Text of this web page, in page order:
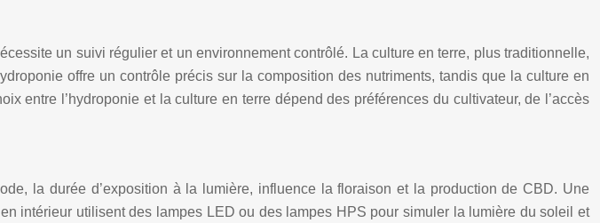
un suivi régulier et un environnement contrôlé. La culture en terre, plus traditionnelle,
offre un contrôle précis sur la composition des nutriments, tandis que la culture en
entre l’hydroponie et la culture en terre dépend des préférences du cultivateur, de l’accès
la durée d’exposition à la lumière, influence la floraison et la production de CBD. Une
intérieur utilisent des lampes LED ou des lampes HPS pour simuler la lumière du soleil et